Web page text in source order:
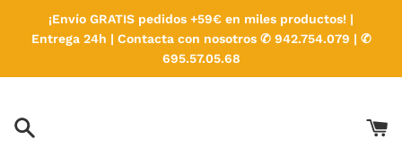
directamente
¡Envío GRATIS pedidos +59€ en miles productos! |
Entrega 24h | Contacta con nosotros ✆ 942.754.079 | ✆
695.57.05.68